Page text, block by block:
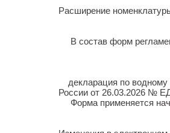
Расширение
В состав форм
декларация по водному
России от 26.03.2026 №
Форма применяется